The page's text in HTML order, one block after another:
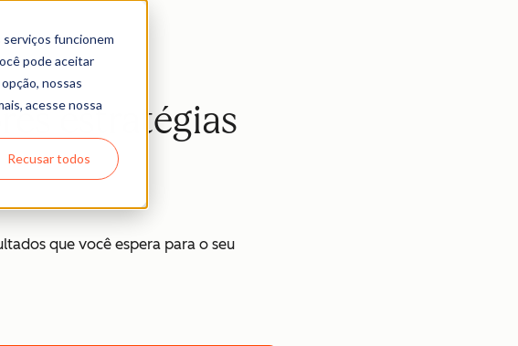
serviços funcionem
pode aceitar
nossas
acesse nossa
Recusar todos
estratégias
que você espera para o seu